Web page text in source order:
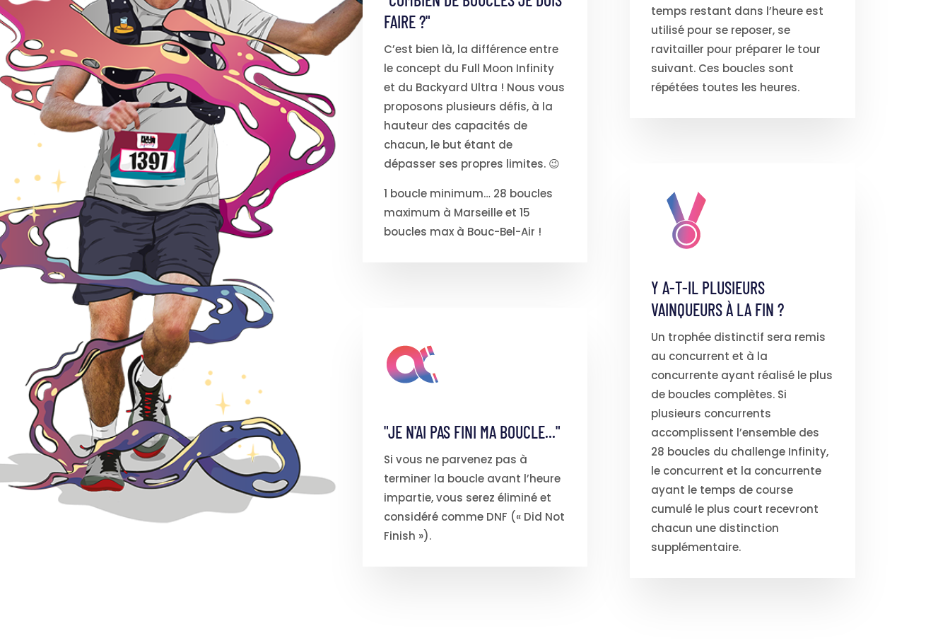
FAIRE ?"
C’est bien là, la différence entre
le concept du Full Moon Infinity
et du Backyard Ultra ! Nous vous
proposons plusieurs défis, à la
hauteur des capacités de
chacun, le but étant de
dépasser ses propres limites. 😉
1 boucle minimum… 28 boucles
maximum à Marseille et 15
boucles max à Bouc-Bel-Air !
"JE N'AI PAS FINI MA BOUCLE..."
Si vous ne parvenez pas à
terminer la boucle avant l’heure
impartie, vous serez éliminé et
considéré comme DNF (« Did Not
Finish »).
temps restant dans l’heure est
utilisé pour se reposer, se
ravitailler pour préparer le tour
suivant. Ces boucles sont
répétées toutes les heures.
Y A-T-IL PLUSIEURS
VAINQUEURS À LA FIN ?
Un trophée distinctif sera remis
au concurrent et à la
concurrente ayant réalisé le plus
de boucles complètes. Si
plusieurs concurrents
accomplissent l’ensemble des
28 boucles du challenge Infinity,
le concurrent et la concurrente
ayant le temps de course
cumulé le plus court recevront
chacun une distinction
supplémentaire.